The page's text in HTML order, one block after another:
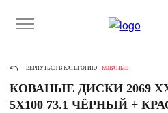
ВЕРНУТЬСЯ В КАТЕГОРИЮ - КОВАНЫЕ
КОВАНЫЕ ДИСКИ 2069
5X100 73.1 ЧЁРНЫЙ +